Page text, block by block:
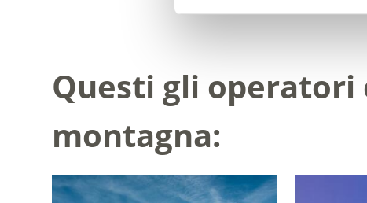
Questi gli
montagna: